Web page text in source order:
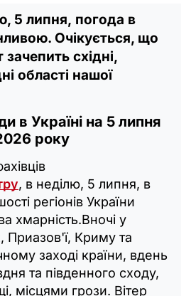
5 липня, погода в
Очікується, що
східні,
області нашої
в Україні на 5 липня
року
, в неділю, 5 липня, в
регіонів України
хмарність.Вночі у
Приазов'ї, Криму та
заході країни, вдень
та південного сходу,
місцями грози. Вітер